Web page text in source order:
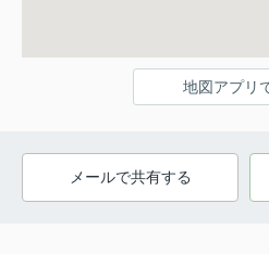
地図アプリ
メールで共有する